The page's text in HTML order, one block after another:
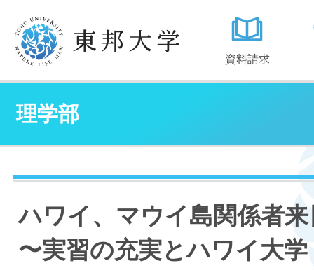
資料請求
理学部
ハワイ、マウイ島関係者来
〜実習の充実とハワイ大